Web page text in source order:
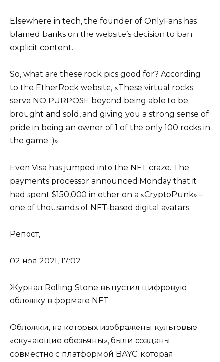
Elsewhere in tech, the founder of OnlyFans has
blamed banks on the website’s decision to ban
explicit content.
So, what are these rock pics good for? According
to the EtherRock website, «These virtual rocks
serve NO PURPOSE beyond being able to be
brought and sold, and giving you a strong sense of
pride in being an owner of 1 of the only 100 rocks in
the game :)»
Even Visa has jumped into the NFT craze. The
payments processor announced Monday that it
had spent $150,000 in ether on a «CryptoPunk» –
one of thousands of NFT-based digital avatars.
Репост,
02 ноя 2021, 17:02
Журнал Rolling Stone выпустил цифровую
обложку в формате NFT
Обложки, на которых изображены культовые
«скучающие обезьяны», были созданы
совместно с платформой BAYC, которая